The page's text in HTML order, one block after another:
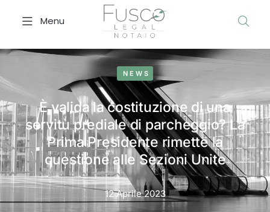
Menu
NEWS
È valida la costituzione di una
servitù prediale di parcheggio? La
Prima Presidente rimette la
questione alle Sezioni Unite
12 Aprile 2023